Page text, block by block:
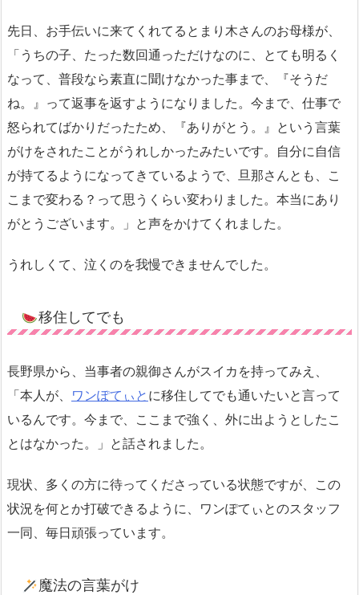
先日、お手伝いに来てくれてるとまり木さんのお母様が、
「うちの子、たった数回通っただけなのに、とても明るく
なって、普段なら素直に聞けなかった事まで、『そうだ
ね。』って返事を返すようになりました。今まで、仕事で
怒られてばかりだったため、『ありがとう。』という言葉
がけをされたことがうれしかったみたいです。自分に自信
が持てるようになってきているようで、旦那さんとも、こ
こまで変わる？って思うくらい変わりました。本当にあり
がとうございます。」と声をかけてくれました。
うれしくて、泣くのを我慢できませんでした。
移住してでも
長野県から、当事者の親御さんがスイカを持ってみえ、
「本人が、 ワンぽてぃとに移住してでも通いたいと言って
いるんです。今まで、ここまで強く、外に出ようとしたこ
とはなかった。」と話されました。
現状、多くの方に待ってくださっている状態ですが、この
状況を何とか打破できるように、ワンぽてぃとのスタッフ
一同、毎日頑張っています。
魔法の言葉がけ